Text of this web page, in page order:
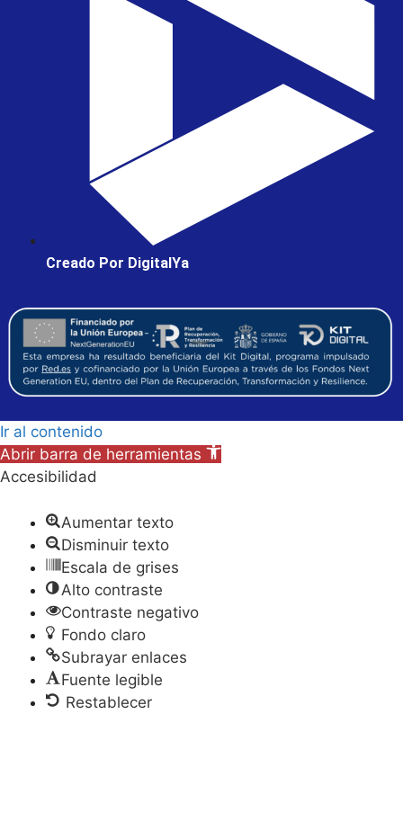
Creado Por DigitalYa
Ir al contenido
Abrir barra de herramientas
Accesibilidad
Aumentar texto
Disminuir texto
Escala de grises
Alto contraste
Contraste negativo
Fondo claro
Subrayar enlaces
Fuente legible
Restablecer